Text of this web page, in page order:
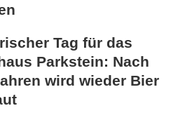
Tag für das
Parkstein: Nach
wird wieder Bier